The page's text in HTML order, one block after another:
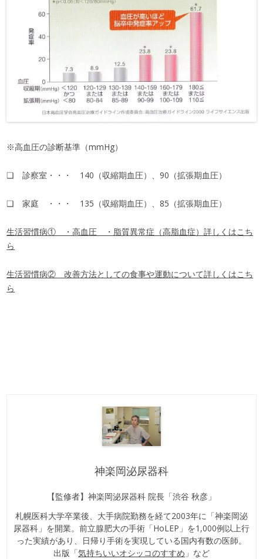
※高血圧の診断基準（mmHg）
❏ 診察室・・・ 140（収縮期血圧）、90（拡張期血圧）
❏ 家庭 ・・・ 135（収縮期血圧）、85（拡張期血圧）
生活習慣病① ・高血圧 ・脂質異常症（高脂血症）詳しくはこち
ら
生活習慣病② 改善方法としての食事や運動について詳しくはこち
ら
神楽岡泌尿器科
【監修者】神楽岡泌尿器科 院長「渋谷 秋彦」
札幌医科大学卒業後、大手病院勤務を経て2003年に「神楽岡泌
尿器科」を開業。前立腺肥大の手術「HoLEP」を1,000例以上行
った実績があり、日帰り手術を実現している国内有数の医師。
出版「気持ちいいオシッコのすすめ 」など